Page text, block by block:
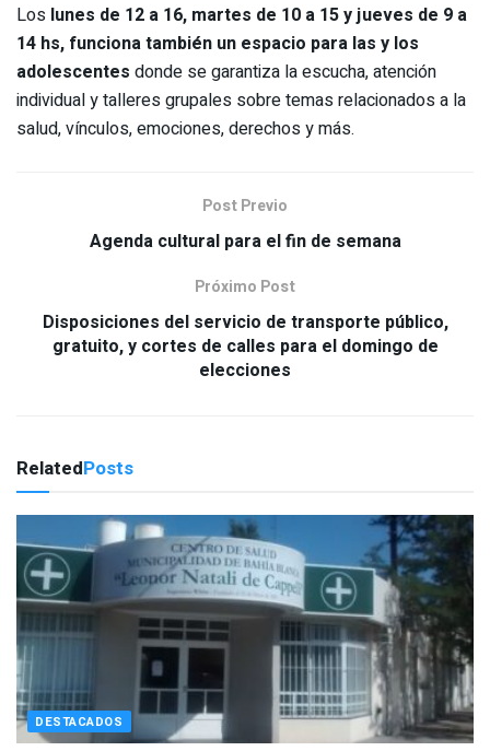
Los lunes de 12 a 16, martes de 10 a 15 y jueves de 9 a
14 hs, funciona también un espacio para las y los
adolescentes donde se garantiza la escucha, atención
individual y talleres grupales sobre temas relacionados a la
salud, vínculos, emociones, derechos y más.
Post Previo
Agenda cultural para el fin de semana
Próximo Post
Disposiciones del servicio de transporte público,
gratuito, y cortes de calles para el domingo de
elecciones
RelatedPosts
DESTACADOS